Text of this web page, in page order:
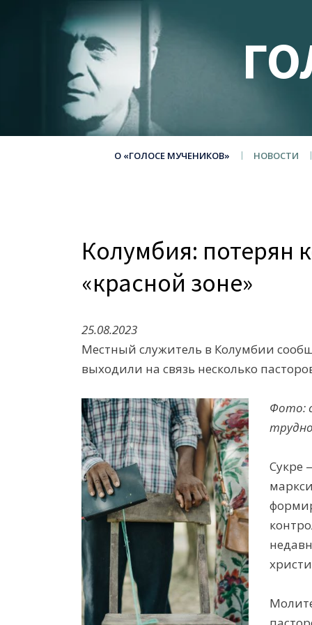
О «ГОЛОСЕ МУЧЕНИКОВ» НОВОСТИ
Колумбия: потерян
«красной зоне»
25.08.2023
Местный служитель в Колумбии
выходили на связь несколько пастор
Фото:
Сукре